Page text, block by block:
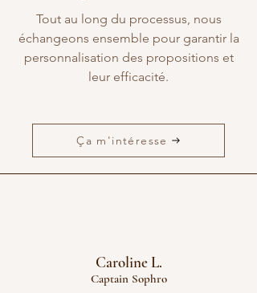
Tout au long du processus, nous
échangeons ensemble pour garantir la
personnalisation des propositions et
leur efficacité.
Ça m'intéresse
Caroline L.
Captain Sophro